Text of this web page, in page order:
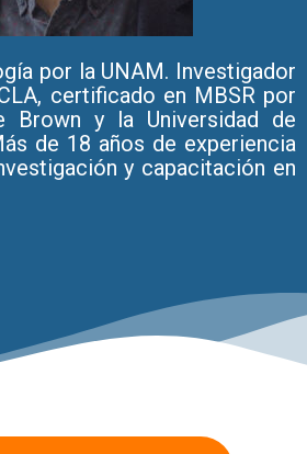
por la UNAM. Investigador
certificado en MBSR por
Brown y la Universidad de
de 18 años de experiencia
y capacitación en